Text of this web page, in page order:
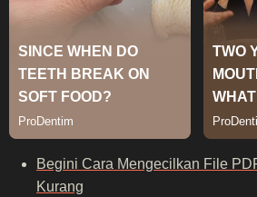
Begini Cara Mengecilkan File
Kurang